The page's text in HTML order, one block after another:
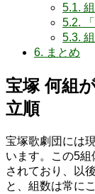
5.1.
5.2.
5.3.
6. まとめ
宝塚 何組
立順
宝塚歌劇団には現
います。この5
されており、以
と、組数は常に